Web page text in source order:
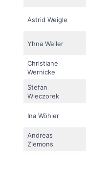
Astrid Weigle
Yhna Weiler
Christiane
Wernicke
Stefan
Wieczorek
Ina Wöhler
Andreas
Ziemons